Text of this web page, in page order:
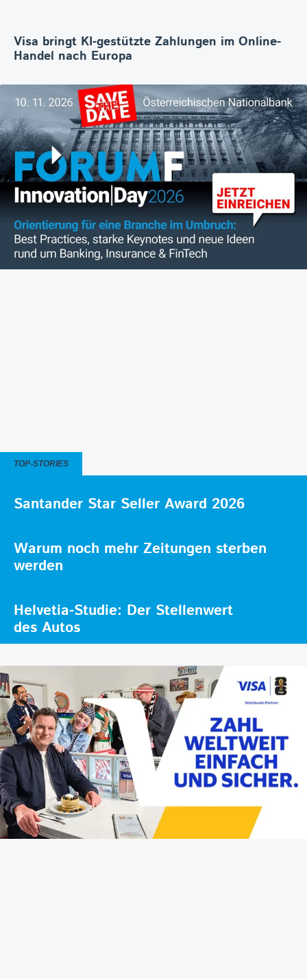
Visa bringt KI-gestützte Zahlungen im Online-
Handel nach Europa
TOP-STORIES
Santander Star Seller Award 2026
Warum noch mehr Zeitungen sterben
werden
Helvetia-Studie: Der Stellenwert
des Autos